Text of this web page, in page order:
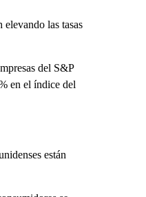
las tasas
del S&P
en el índice del
están